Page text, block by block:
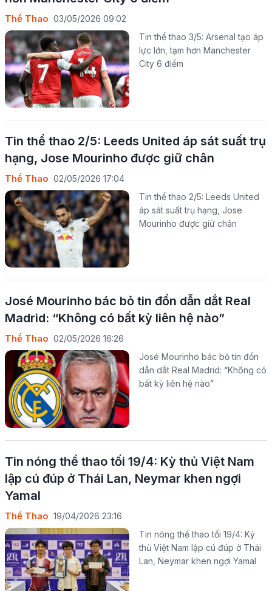
Thể Thao 03/05/2026 09:02
Tin thể thao 3/5: Arsenal tạo áp
lực lớn, tạm hơn Manchester
City 6 điểm
Tin thể thao 2/5: Leeds United áp sát suất trụ
hạng, Jose Mourinho được giữ chân
Thể Thao 02/05/2026 17:04
Tin thể thao 2/5: Leeds United
áp sát suất trụ hạng, Jose
Mourinho được giữ chân
José Mourinho bác bỏ tin đồn dẫn dắt Real
Madrid: “Không có bất kỳ liên hệ nào”
Thể Thao 02/05/2026 16:26
José Mourinho bác bỏ tin đồn
dẫn dắt Real Madrid: “Không có
bất kỳ liên hệ nào”
Tin nóng thể thao tối 19/4: Kỳ thủ Việt Nam
lập cú đúp ở Thái Lan, Neymar khen ngợi
Yamal
Thể Thao 19/04/2026 23:16
Tin nóng thể thao tối 19/4: Kỳ
thủ Việt Nam lập cú đúp ở Thái
Lan, Neymar khen ngợi Yamal